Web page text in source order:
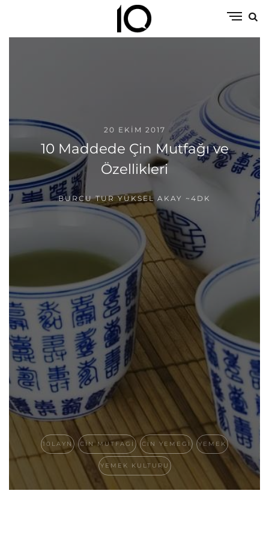
20 EKIM 2017
10 Maddede Çin Mutfağı ve
Özellikleri
BURCU TUR YÜKSEL AKAY ~4DK
10LAYN CIN MUTFAGI CIN YEMEGI YEMEK
YEMEK KULTURU